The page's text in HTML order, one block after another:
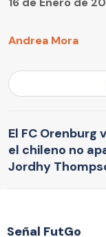
Andrea Mora
El FC
el chileno no
Jordhy
Señal FutGo